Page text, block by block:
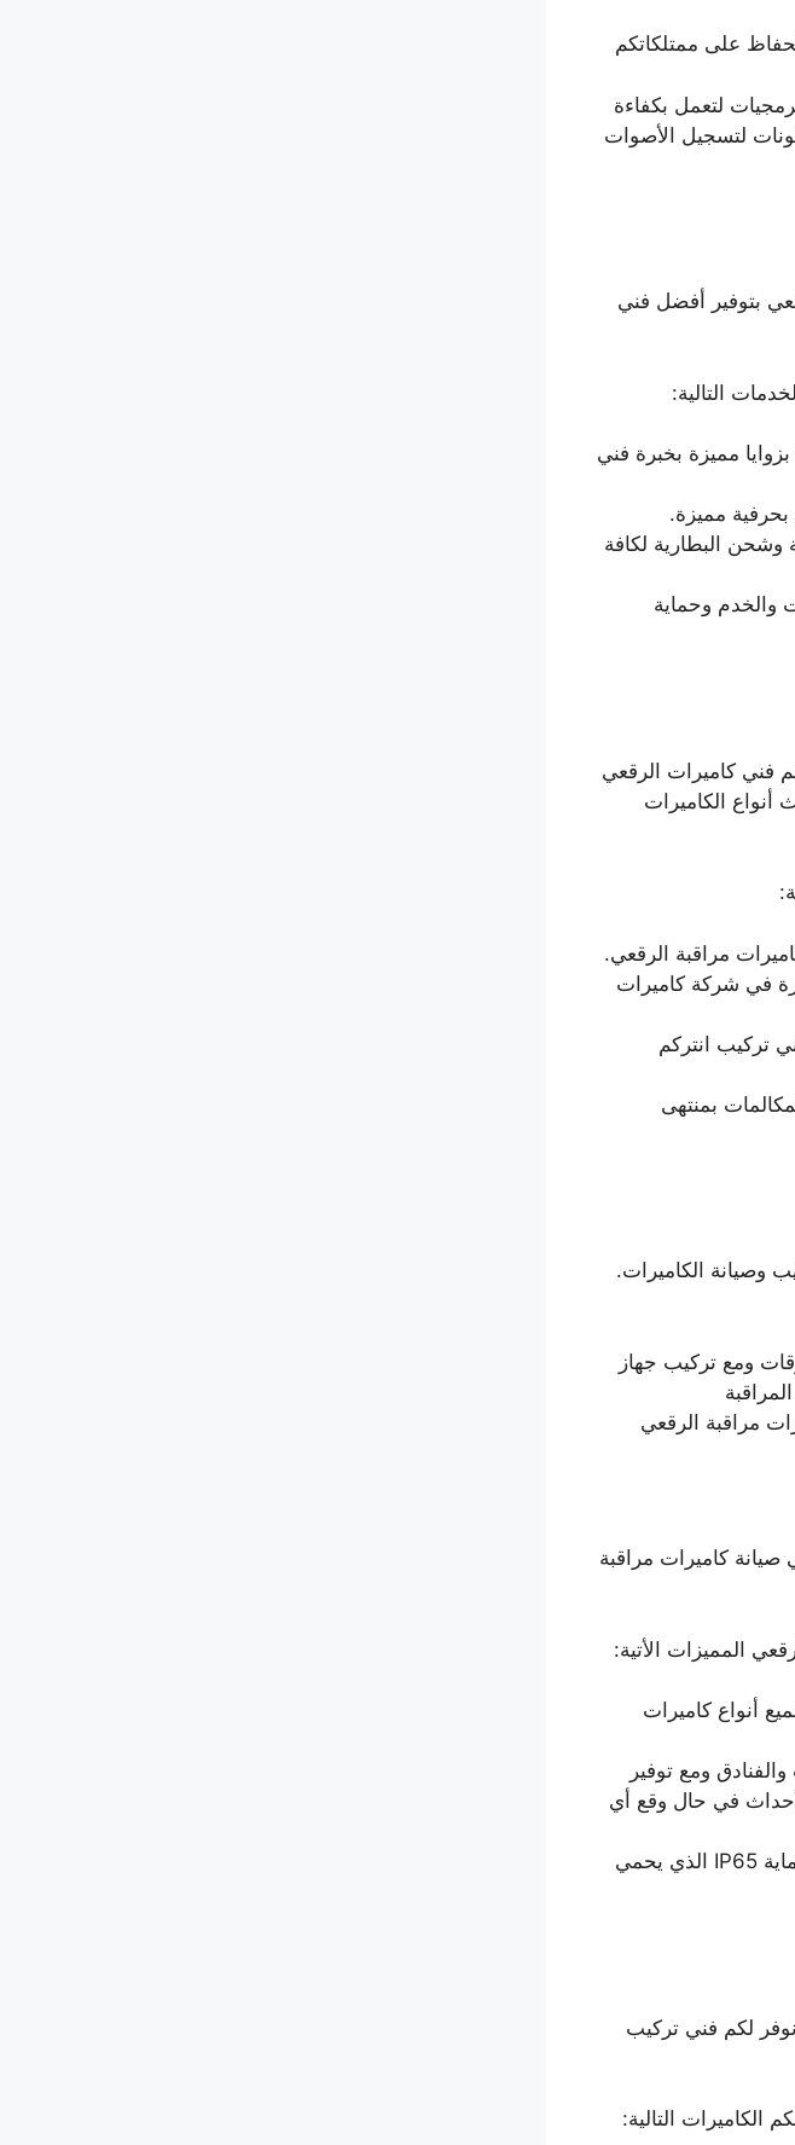
على ممتلكاتكم
لتعمل بكفاءة
لتسجيل الأصوات
بتوفير أفضل فني
التالية:
مميزة بخبرة فني
مميزة.
البطارية لكافة
والخدم وحماية
فني كاميرات الرقعي
الكاميرات
مراقبة الرقعي.
في شركة كاميرات
تركيب انتركم
بمنتهى
وصيانة الكاميرات.
ومع تركيب جهاز
مراقبة الرقعي
كاميرات مراقبة
المميزات الأتية:
أنواع كاميرات
ومع توفير
في حال وقع أي
ويؤمن أيضاً كادرنا كاميرات مناسبة للخارج أو الحدائق وهي مزودة بنظام الحماية IP65 الذي يحمي
لكم فني تركيب
الكاميرات التالية: